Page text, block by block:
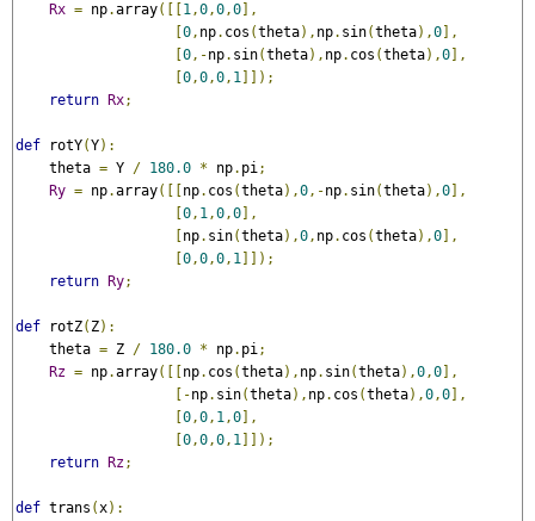
Rx = np.array([[ 1,0,0,0 ],
0, np. cos (theta), np. sin(theta),0 ],
0,-np. sin(theta), np. cos (theta),0 ],
0,0,0, 1 ]]);
return
Rx;
def rotY(Y):
    theta
= Y / 180.0 * np. pi;
Ry = np.array([[ np. cos (theta),0,-np. sin(theta),0 ],
0, 1,0,0 ],
np. sin(theta),0, np. cos (theta),0 ],
0,0,0, 1 ]]);
return
Ry;
def rotZ( Z):
    theta
= Z / 180.0 * np. pi;
Rz = np.array([[ np. cos (theta), np. sin(theta),0,0 ],
[-np. sin(theta), np. cos (theta),0,0 ],
0,0, 1,0 ],
0,0,0, 1 ]]);
return
Rz;
def trans (x):